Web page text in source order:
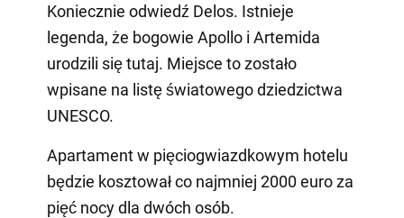
Koniecznie odwiedź Delos. Istnieje
legenda, że bogowie Apollo i Artemida
urodzili się tutaj. Miejsce to zostało
wpisane na listę światowego dziedzictwa
UNESCO.
Apartament w pięciogwiazdkowym hotelu
będzie kosztował co najmniej 2000 euro za
pięć nocy dla dwóch osób.